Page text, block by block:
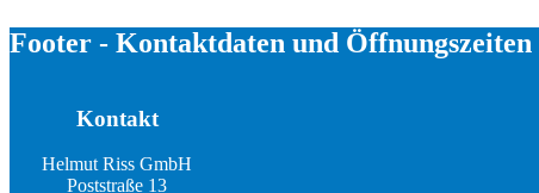
Footer - Kontaktdaten und Öffnungszeiten
Kontakt
Helmut Riss GmbH
Poststraße 13